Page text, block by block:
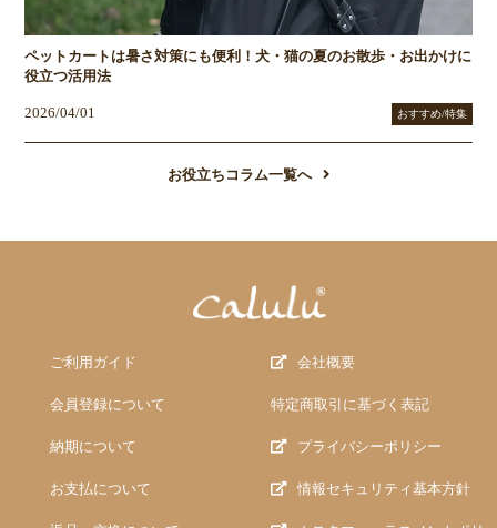
ペットカートは暑さ対策にも便利！犬・猫の夏のお散歩・お出かけに
役立つ活用法
2026/04/01 おすすめ/特集
お役立ちコラム一覧へ
ご利用ガイド
会員登録について
納期について
お支払について
会社概要
特定商取引に基づく表記
プライバシーポリシー
情報セキュリティ基本方針